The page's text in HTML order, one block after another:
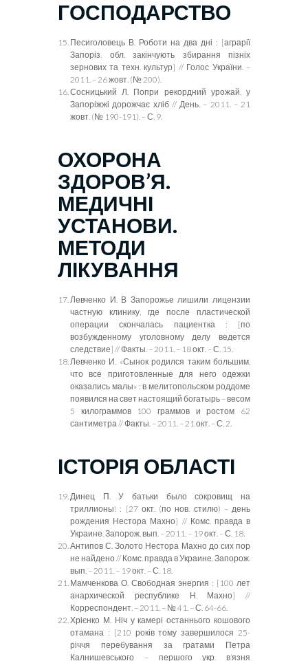
ГОСПОДАРСТВО
Песиголовець В. Роботи на два дні : [аграрії
Запоріз. обл. закінчують збирання пізніх
зернових та техн. культур] // Голос України. –
2011. – 26 жовт. (№ 200).
Сосницький Л. Попри рекордний урожай, у
Запоріжжі дорожчає хліб // День. – 2011. – 21
жовт. (№ 190-191). – С. 9.
ОХОРОНА
ЗДОРОВ’Я.
МЕДИЧНІ
УСТАНОВИ.
МЕТОДИ
ЛІКУВАННЯ
Левченко И. В Запорожье лишили лицензии
частную клинику, где после пластической
операции скончалась пациентка : [по
возбужденному уголовному делу ведется
следствие] // Факты. – 2011. – 18 окт. – С. 15.
Левченко И. «Сынок родился таким большим,
что все приготовленные для него одежки
оказались малы» : в мелитопольском роддоме
появился на свет настоящий богатырь – весом
5 килограммов 100 граммов и ростом 62
сантиметра // Факты. – 2011. – 21 окт. – С. 2.
ІСТОРІЯ ОБЛАСТІ
Динец П. У батьки было сокровищ на
триллионы! : [27 окт. (по нов. стилю) – день
рождения Нестора Махно] // Комс. правда в
Украине. Запорож. вып. – 2011. – 19 окт. – С. 18.
Антипов С. Золото Нестора Махно до сих пор
не найдено // Комс. правда в Украине. Запорож.
вып. – 2011. – 19 окт. – С. 18.
Мамченкова О. Свободная энергия : [100 лет
анархической республике Н. Махно] //
Корреспондент. – 2011. – № 41. – С. 64-66.
Хрієнко М. Ніч у камері останнього кошового
отамана : [210 років тому завершилося 25-
річчя перебування за гратами Петра
Калнишевського – першого укр. в’язня